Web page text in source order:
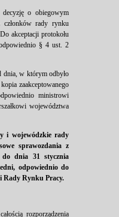
o obiegowym
członków rady rynku
akceptacji protokołu
§ 4 ust. 2
dnia, w którym odbyło
zaakceptowanego
ministrowi
województwa
i wojewódzkie rady
sprawozdania z
dnia 31 stycznia
odpowiednio do
Rady Rynku Pracy.
rozporządzenia